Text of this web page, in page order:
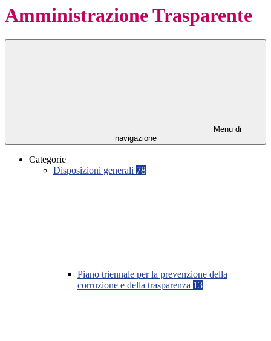
Amministrazione Trasparente
Menu di
navigazione
Categorie
Disposizioni generali 78
Piano triennale per la prevenzione della
corruzione e della trasparenza 13